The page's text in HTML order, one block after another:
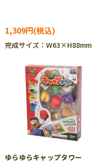
1,309円
完成サイズ：W63×H88mm
ゆらゆらキャップタワー